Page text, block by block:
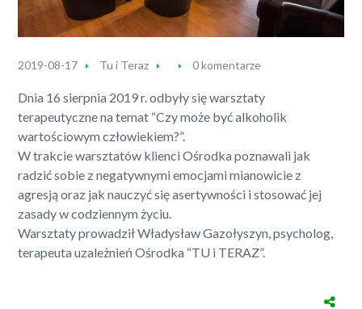
2019-08-17 Tu i Teraz 0 komentarze
Dnia 16 sierpnia 2019 r. odbyły się warsztaty
terapeutyczne na temat “Czy może być alkoholik
wartościowym człowiekiem?”.
W trakcie warsztatów klienci Ośrodka poznawali jak
radzić sobie z negatywnymi emocjami mianowicie z
agresją oraz jak nauczyć się asertywności i stosować jej
zasady w codziennym życiu.
Warsztaty prowadził Władysław Gazołyszyn, psycholog,
terapeuta uzależnień Ośrodka “TU i TERAZ”.